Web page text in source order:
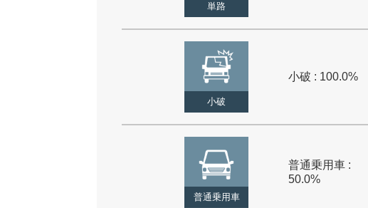
単路
小破
小破 : 100.0%
普通乗用車
普通乗用車 :
50.0%